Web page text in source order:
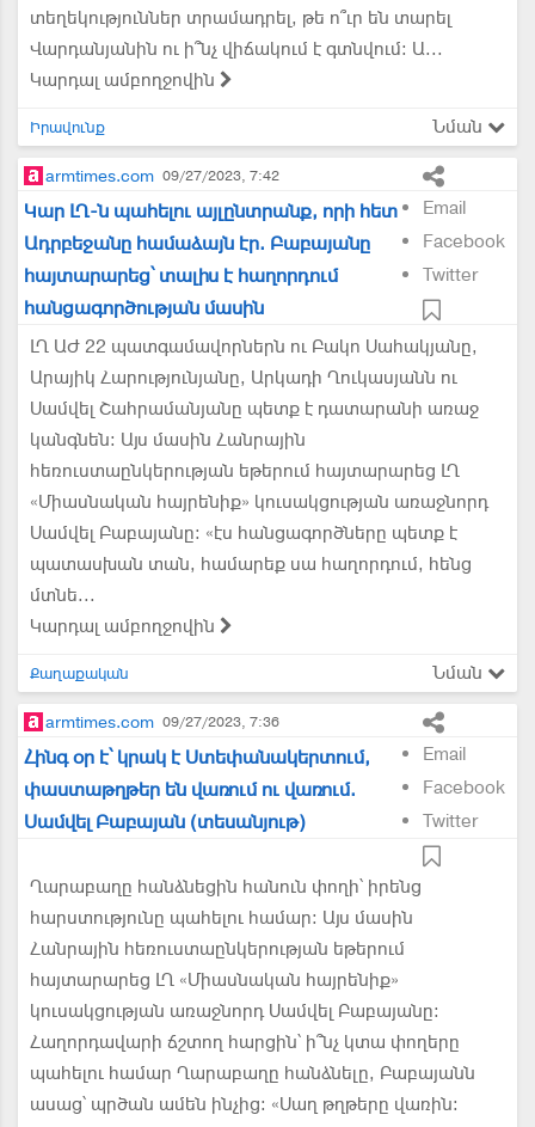
տեղեկություններ տրամադրել, թե ո՞ւր են տարել
Վարդանյանին ու ի՞նչ վիճակում է գտնվում: Ա...
Կարդալ ամբողջովին
Իրավունք Նման
armtimes.com 09/27/2023, 7:42
Email
Facebook
Twitter
Կար ԼՂ-ն պահելու այլընտրանք, որի հետ
Ադրբեջանը համաձայն էր. Բաբայանը
հայտարարեց՝ տալիս է հաղորդում
հանցագործության մասին
ԼՂ ԱԺ 22 պատգամավորներն ու Բակո Սահակյանը,
Արայիկ Հարությունյանը, Արկադի Ղուկասյանն ու
Սամվել Շահրամանյանը պետք է դատարանի առաջ
կանգնեն: Այս մասին Հանրային
հեռուստաընկերության եթերում հայտարարեց ԼՂ
«Միասնական հայրենիք» կուսակցության առաջնորդ
Սամվել Բաբայանը: «էս հանցագործները պետք է
պատասխան տան, համարեք սա հաղորդում, հենց
մտնե...
Կարդալ ամբողջովին
Քաղաքական Նման
armtimes.com 09/27/2023, 7:36
Email
Facebook
Twitter
Հինգ օր է՝ կրակ է Ստեփանակերտում,
փաստաթղթեր են վառում ու վառում.
Սամվել Բաբայան (տեսանյութ)
Ղարաբաղը հանձնեցին հանուն փողի՝ իրենց
հարստությունը պահելու համար: Այս մասին
Հանրային հեռուստաընկերության եթերում
հայտարարեց ԼՂ «Միասնական հայրենիք»
կուսակցության առաջնորդ Սամվել Բաբայանը:
Հաղորդավարի ճշտող հարցին՝ ի՞նչ կտա փողերը
պահելու համար Ղարաբաղը հանձնելը, Բաբայանն
ասաց՝ պրծան ամեն ինչից: «Սաղ թղթերը վառին: